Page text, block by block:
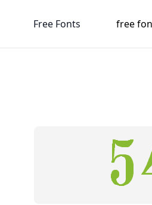
Free Fonts free